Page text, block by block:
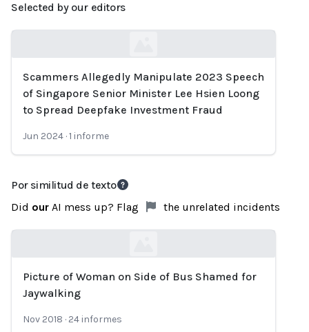
Selected by our editors
Loading...
Scammers Allegedly Manipulate 2023 Speech
of Singapore Senior Minister Lee Hsien Loong
to Spread Deepfake Investment Fraud
Jun 2024 ·1 informe
Por similitud de texto
Did our AI mess up? Flag the unrelated incidents
Loading...
Picture of Woman on Side of Bus Shamed for
Jaywalking
Nov 2018 · 24 informes